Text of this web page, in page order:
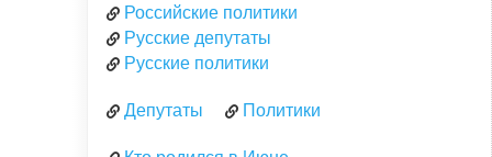
Российские политики
Русские депутаты
Русские политики
Депутаты Политики